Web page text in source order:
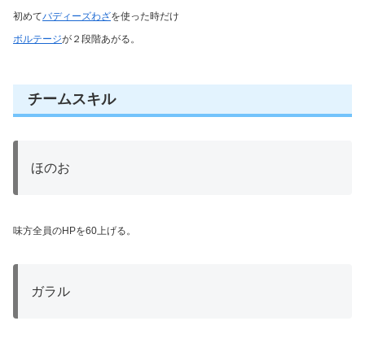
初めてバディーズわざを使った時だけ
ボルテージが２段階あがる。
チームスキル
ほのお
味方全員のHPを60上げる。
ガラル